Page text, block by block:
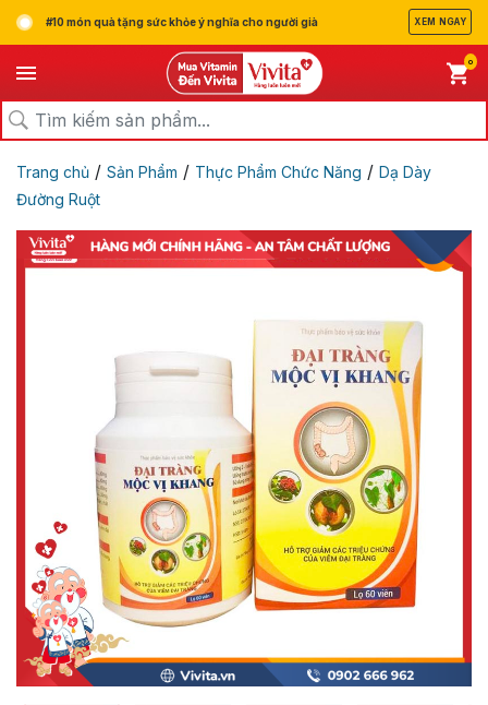
#10 món quà tặng sức khỏe ý nghĩa cho người già XEM NGAY
0
Trang chủ / Sản Phẩm / Thực Phẩm Chức Năng / Dạ Dày
Đường Ruột